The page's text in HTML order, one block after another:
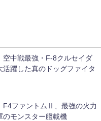
空中戦最強・F-8クルセイダ
活躍した真のドッグファイタ
F4ファントムⅡ、最強の火力
のモンスター艦載機